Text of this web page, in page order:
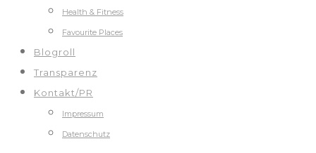
Health & Fitness
Favourite Places
Blogroll
Transparenz
Kontakt/PR
Impressum
Datenschutz